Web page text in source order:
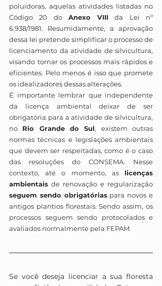
Código 20 do Anexo VIII da Lei nº
6.938/1981. Resumidamente, a aprovação
dessa lei pretende simplificar o processo de
licenciamento da atividade de silvicultura,
visando tornar os processos mais rápidos e
eficientes. Pelo menos é isso que promete
os idealizadores dessas alterações.
É importante lembrar que independente
da licença ambiental deixar de ser
obrigatória para a atividade de silvicultura,
no Rio Grande do Sul, existem outras
normas técnicas e legislações ambientais
que devem ser respeitadas, como é o caso
das resoluções do CONSEMA. Nesse
contexto, até o momento, as licenças
ambientais
seguem sendo obrigatórias para novos e
antigos plantios florestais. Sendo assim, os
processos seguem sendo protocolados e
avaliados normalmente pela FEPAM.
Se você deseja licenciar a sua floresta